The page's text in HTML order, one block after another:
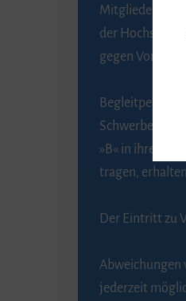
Mitglieder der
der
gegen Vorlage
»B« in ihrem
tragen,
Der Eintritt zu
Abweichungen
jederzeit